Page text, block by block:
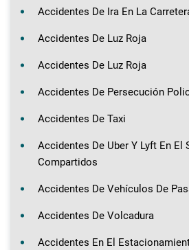
Accidentes De Ira En La
Accidentes De Luz Roja
Accidentes De Luz Roja
Accidentes De Persecución
Accidentes De Taxi
Accidentes De Uber Y Lyft En El
Compartidos
Accidentes De Vehículos De
Accidentes De Volcadura
Accidentes En El